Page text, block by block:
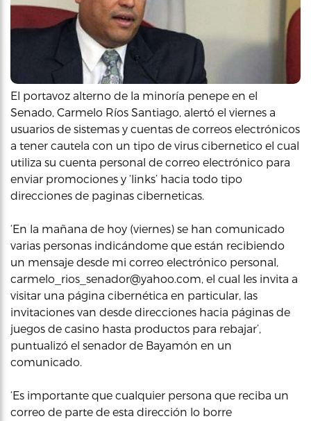
El portavoz alterno de la minoría penepe en el
Senado, Carmelo Ríos Santiago, alertó el viernes a
usuarios de sistemas y cuentas de correos electrónicos
a tener cautela con un tipo de virus cibernetico el cual
utiliza su cuenta personal de correo electrónico para
enviar promociones y ‘links’ hacia todo tipo
direcciones de paginas ciberneticas.
‘En la mañana de hoy (viernes) se han comunicado
varias personas indicándome que están recibiendo
un mensaje desde mi correo electrónico personal,
carmelo_rios_senador@yahoo.com, el cual les invita a
visitar una página cibernética en particular, las
invitaciones van desde direcciones hacia páginas de
juegos de casino hasta productos para rebajar’,
puntualizó el senador de Bayamón en un
comunicado.
‘Es importante que cualquier persona que reciba un
correo de parte de esta dirección lo borre